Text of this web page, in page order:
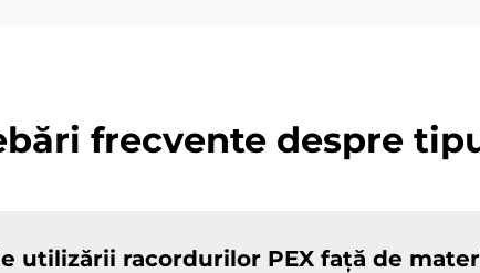
frecvente despre
utilizării racordurilor PEX față de